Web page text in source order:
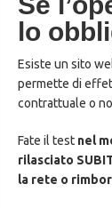
lo
Esiste un sito
permette di
contrattuale o
Fate il test nel
rilasciato
la rete o